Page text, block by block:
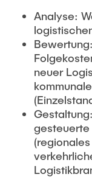
Analyse:
neuer
gesteuerte